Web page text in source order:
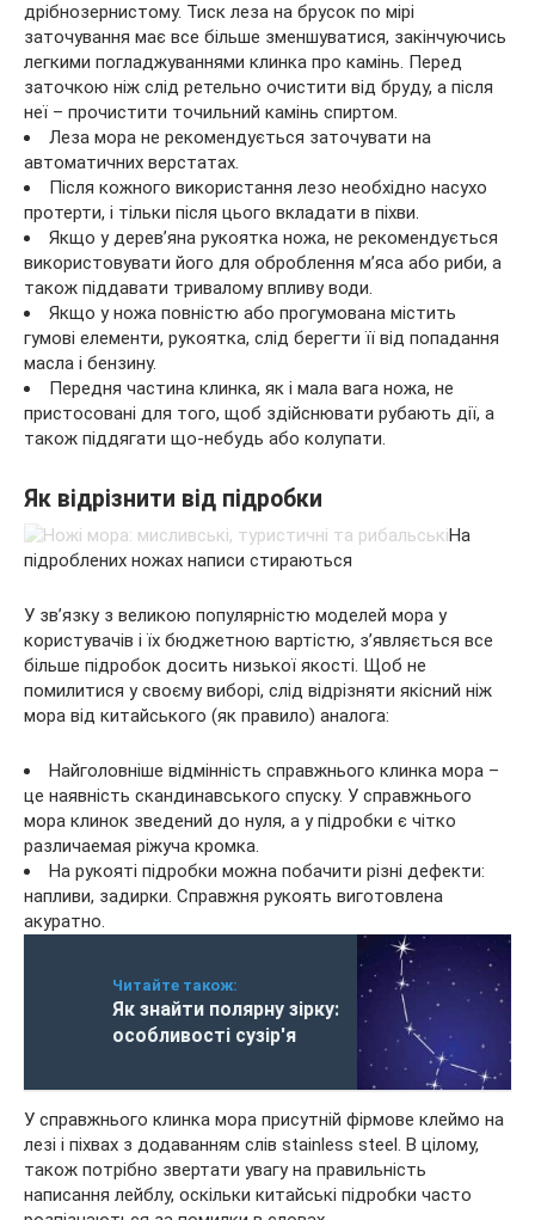
дрібнозернистому. Тиск леза на брусок по мірі
заточування має все більше зменшуватися, закінчуючись
легкими погладжуваннями клинка про камінь. Перед
заточкою ніж слід ретельно очистити від бруду, а після
неї – прочистити точильний камінь спиртом.
Леза мора не рекомендується заточувати на
автоматичних верстатах.
Після кожного використання лезо необхідно насухо
протерти, і тільки після цього вкладати в піхви.
Якщо у дерев’яна рукоятка ножа, не рекомендується
використовувати його для оброблення м’яса або риби, а
також піддавати тривалому впливу води.
Якщо у ножа повністю або прогумована містить
гумові елементи, рукоятка, слід берегти її від попадання
масла і бензину.
Передня частина клинка, як і мала вага ножа, не
пристосовані для того, щоб здійснювати рубають дії, а
також піддягати що-небудь або колупати.
Як відрізнити від підробки
На
підроблених ножах написи стираються
У зв’язку з великою популярністю моделей мора у
користувачів і їх бюджетною вартістю, з’являється все
більше підробок досить низької якості. Щоб не
помилитися у своєму виборі, слід відрізняти якісний ніж
мора від китайського (як правило) аналога:
Найголовніше відмінність справжнього клинка мора –
це наявність скандинавського спуску. У справжнього
мора клинок зведений до нуля, а у підробки є чітко
различаемая ріжуча кромка.
На рукояті підробки можна побачити різні дефекти:
напливи, задирки. Справжня рукоять виготовлена
акуратно.
Читайте також:
Як знайти полярну зірку:
особливості сузір'я
У справжнього клинка мора присутній фірмове клеймо на
лезі і піхвах з додаванням слів stainless steel. В цілому,
також потрібно звертати увагу на правильність
написання лейблу, оскільки китайські підробки часто